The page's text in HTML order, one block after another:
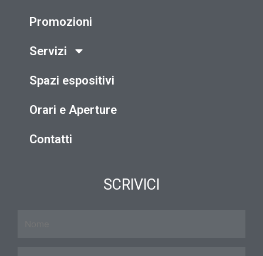
Promozioni
Servizi
Spazi espositivi
Orari e Aperture
Contatti
SCRIVICI